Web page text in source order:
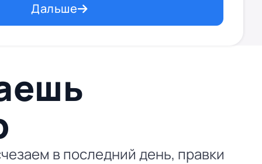
Дальше
в последний день, правки